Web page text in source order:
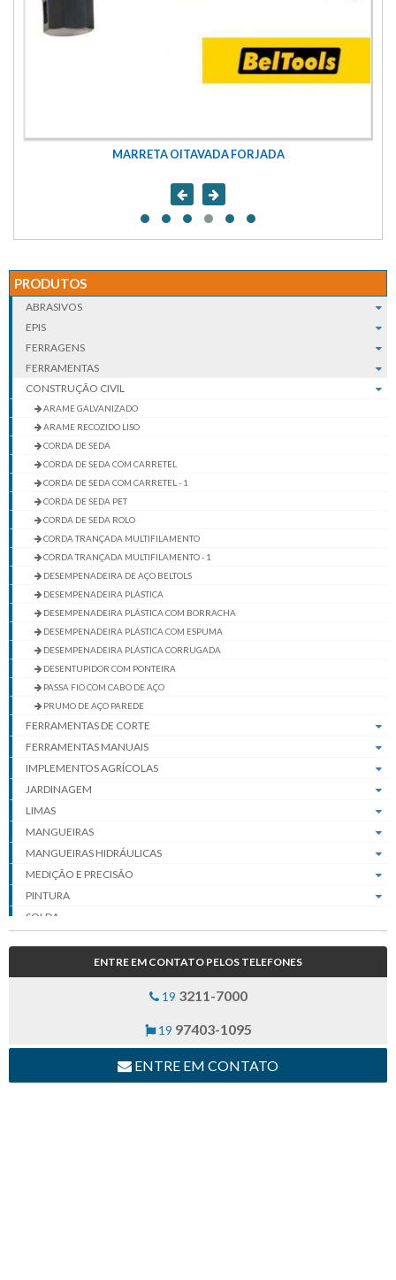
MARRETA OITAVADA FORJADA
PRODUTOS
ABRASIVOS
EPIS
FERRAGENS
FERRAMENTAS
CONSTRUÇÃO CIVIL
ARAME GALVANIZADO
ARAME RECOZIDO LISO
CORDA DE SEDA
CORDA DE SEDA COM CARRETEL
CORDA DE SEDA COM CARRETEL - 1
CORDA DE SEDA PET
CORDA DE SEDA ROLO
CORDA TRANÇADA MULTIFILAMENTO
CORDA TRANÇADA MULTIFILAMENTO - 1
DESEMPENADEIRA DE AÇO BELTOLS
DESEMPENADEIRA PLÁSTICA
DESEMPENADEIRA PLÁSTICA COM BORRACHA
DESEMPENADEIRA PLÁSTICA COM ESPUMA
DESEMPENADEIRA PLÁSTICA CORRUGADA
DESENTUPIDOR COM PONTEIRA
PASSA FIO COM CABO DE AÇO
PRUMO DE AÇO PAREDE
FERRAMENTAS DE CORTE
FERRAMENTAS MANUAIS
IMPLEMENTOS AGRÍCOLAS
JARDINAGEM
LIMAS
MANGUEIRAS
MANGUEIRAS HIDRÁULICAS
MEDIÇÃO E PRECISÃO
PINTURA
SOLDA
MOVIMENTAÇÃO DE CARGA
ENTRE EM CONTATO PELOS TELEFONES
19 3211-7000
19 97403-1095
ENTRE EM CONTATO